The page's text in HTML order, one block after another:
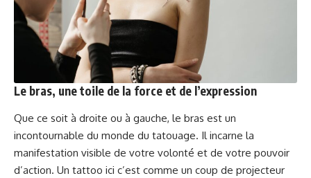
Le bras, une toile de la force et de l’expression
Que ce soit à droite ou à gauche, le bras est un
incontournable du monde du tatouage. Il incarne la
manifestation visible de votre volonté et de votre pouvoir
d’action. Un tattoo ici c’est comme un coup de projecteur